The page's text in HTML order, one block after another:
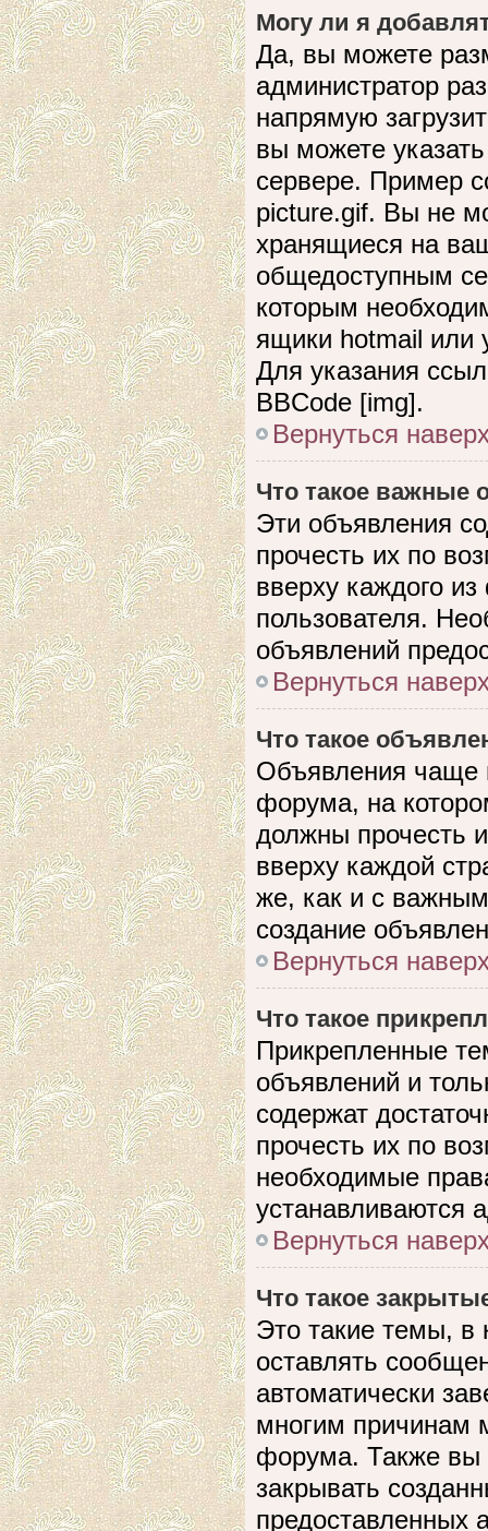
Могу ли я
Да, вы можете
администратор
напрямую
вы можете
сервере. Пример
picture.gif. Вы не
хранящиеся на
общедоступным
которым
ящики hotmail или
Для указания
BBCode [img].
Вернуться
Что такое важные
Эти объявления
прочесть их по
вверху каждого
пользователя.
объявлений
Вернуться
Что такое
Объявления чаще
форума, на
должны прочесть
вверху каждой
же, как и с
создание
Вернуться
Что такое
Прикрепленные
объявлений и
содержат
прочесть их по
необходимые
устанавливаются
Вернуться
Что такое
Это такие темы, в
оставлять
автоматически
многим причинам
форума. Также вы
закрывать
предоставленных